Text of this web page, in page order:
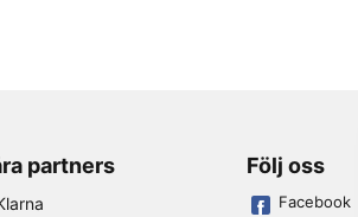
partners Följ oss
Facebook